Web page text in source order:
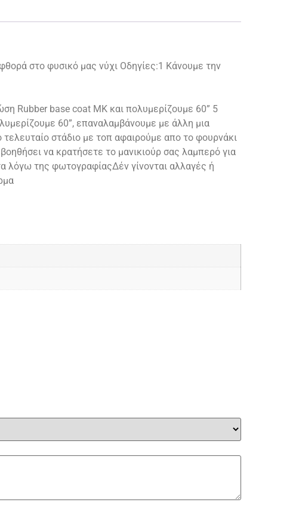
στο φυσικό μας νύχι Οδηγίες:1 Κάνουμε την
Rubber base coat MK και πολυμερίζουμε 60” 5
60”, επαναλαμβάνουμε με άλλη μια
στάδιο με τοπ αφαιρούμε απο το φουρνάκι
να κρατήσετε το μανικιούρ σας λαμπερό για
λόγω της φωτογραφίαςΔέν γίνονται αλλαγές ή